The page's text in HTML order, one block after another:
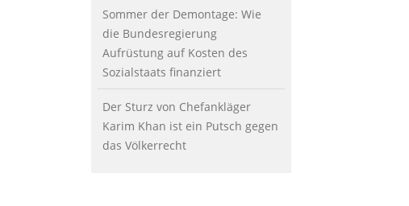
Sommer der Demontage: Wie
die Bundesregierung
Aufrüstung auf Kosten des
Sozialstaats finanziert
Der Sturz von Chefankläger
Karim Khan ist ein Putsch gegen
das Völkerrecht